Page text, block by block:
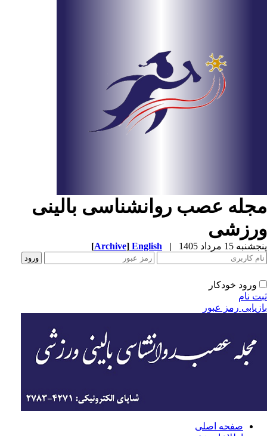
عصب روانشناسی بالینی
15 مرداد 1405 |
English
[Archive]
ورود خودکار
نام
رمز عبور
صفحه اصلی